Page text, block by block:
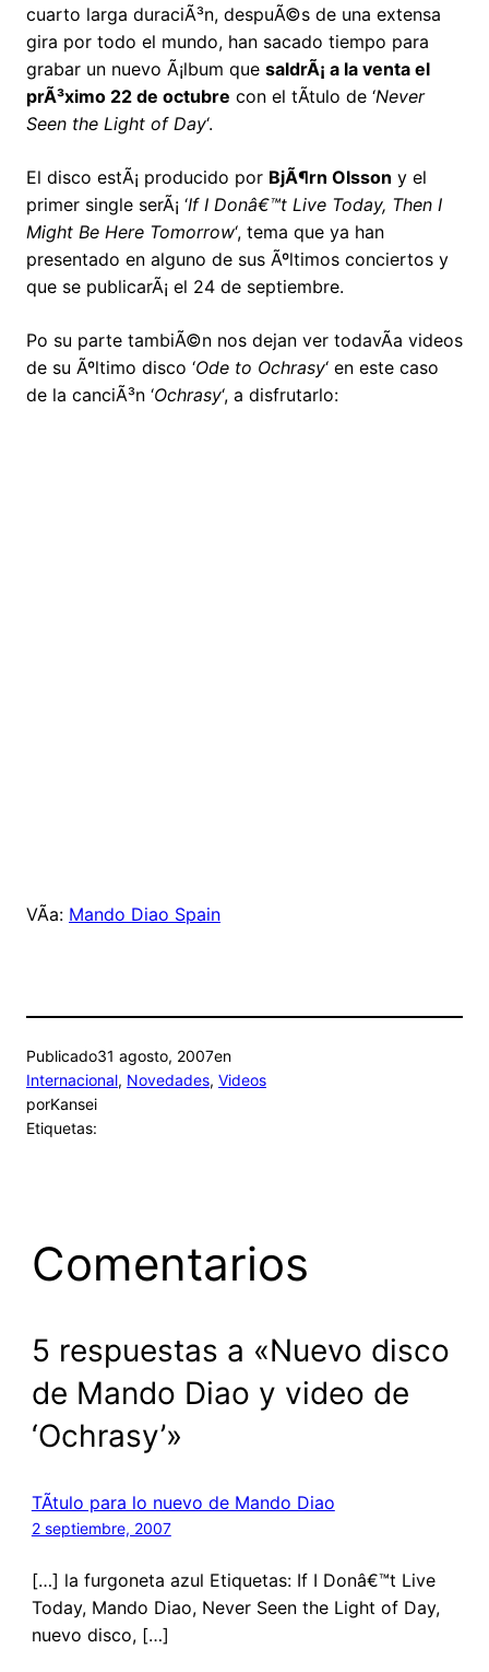
cuarto larga duraciÃ³n, despuÃ©s de una extensa
gira por todo el mundo, han sacado tiempo para
grabar un nuevo Ã¡lbum que saldrÃ¡ a la venta el
prÃ³ximo 22 de octubre con el tÃ­tulo de ‘Never
Seen the Light of Day‘.
El disco estÃ¡ producido por BjÃ¶rn Olsson y el
primer single serÃ¡ ‘If I Donâ€™t Live Today, Then I
Might Be Here Tomorrow‘, tema que ya han
presentado en alguno de sus Ãºltimos conciertos y
que se publicarÃ¡ el 24 de septiembre.
Po su parte tambiÃ©n nos dejan ver todavÃ­a videos
de su Ãºltimo disco ‘Ode to Ochrasy‘ en este caso
de la canciÃ³n ‘Ochrasy‘, a disfrutarlo:
VÃ­a: Mando Diao Spain
Publicado31 agosto, 2007en
Internacional, Novedades, Videos
porKansei
Etiquetas:
Comentarios
5 respuestas a «Nuevo disco
de Mando Diao y video de
‘Ochrasy’»
TÃ­tulo para lo nuevo de Mando Diao
2 septiembre, 2007
[…] la furgoneta azul Etiquetas: If I Donâ€™t Live
Today, Mando Diao, Never Seen the Light of Day,
nuevo disco, […]